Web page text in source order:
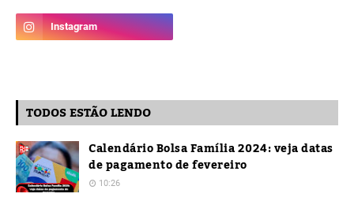
TODOS ESTÃO LENDO
Calendário Bolsa Família 2024: veja datas
de pagamento de fevereiro
10:26